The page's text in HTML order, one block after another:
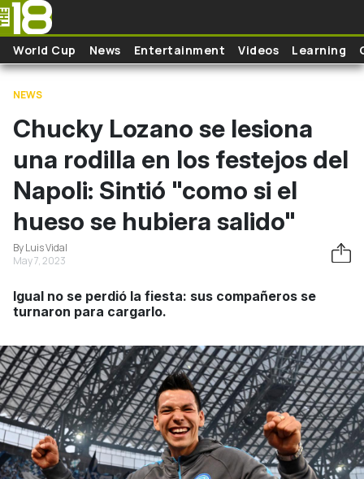
Skip to main content
World Cup News Entertainment Videos Learning
NEWS
Chucky Lozano se lesiona
una rodilla en los festejos del
Napoli: Sintió "como si el
hueso se hubiera salido"
By Luis Vidal
May 7, 2023
Igual no se perdió la fiesta: sus compañeros se
turnaron para cargarlo.